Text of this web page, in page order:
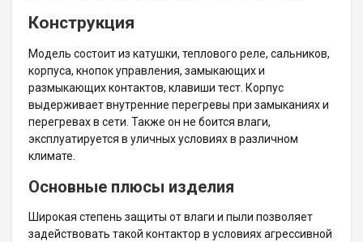
Конструкция
Модель состоит из катушки, теплового реле, сальников,
корпуса, кнопок управления, замыкающих и
размыкающих контактов, клавиши тест. Корпус
выдерживает внутренние перегревы при замыканиях и
перегревах в сети. Также он не боится влаги,
эксплуатируется в уличных условиях в различном
климате.
Основные плюсы изделия
Широкая степень защиты от влаги и пыли позволяет
задействовать такой контактор в условиях агрессивной